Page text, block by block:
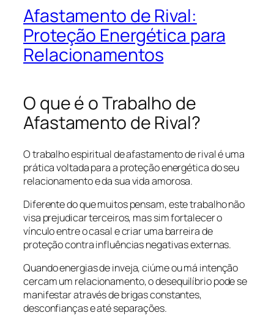
Afastamento de Rival:
Proteção Energética para
Relacionamentos
O que é o Trabalho de
Afastamento de Rival?
O trabalho espiritual de afastamento de rival é uma
prática voltada para a proteção energética do seu
relacionamento e da sua vida amorosa.
Diferente do que muitos pensam, este trabalho não
visa prejudicar terceiros, mas sim fortalecer o
vínculo entre o casal e criar uma barreira de
proteção contra influências negativas externas.
Quando energias de inveja, ciúme ou má intenção
cercam um relacionamento, o desequilíbrio pode se
manifestar através de brigas constantes,
desconfianças e até separações.